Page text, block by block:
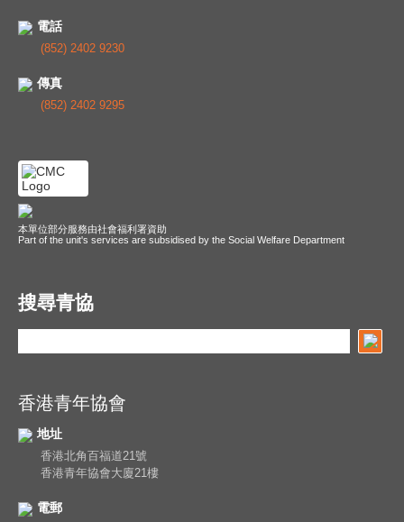
電話
(852) 2402 9230
傳真
(852) 2402 9295
本單位部分服務由社會福利署資助
Part of the unit's services are subsidised by the Social Welfare Department
搜尋青協
香港青年協會
地址
香港北角百福道21號
香港青年協會大廈21樓
電郵